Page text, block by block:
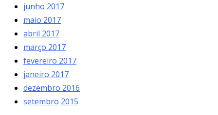
junho 2017
maio 2017
abril 2017
março 2017
fevereiro 2017
janeiro 2017
dezembro 2016
setembro 2015